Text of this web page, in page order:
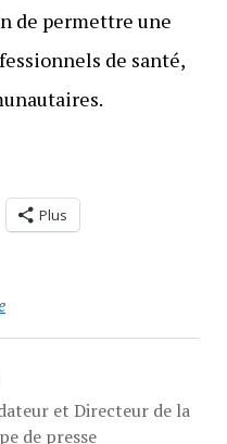
de permettre une
de santé,
Plus
et Directeur de la
de presse